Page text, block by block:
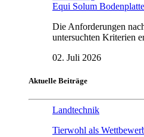
Equi Solum Bodenplatte
Die Anforderungen
untersuchten Kriterien
02. Juli 2026
Aktuelle Beiträge
Landtechnik
Tierwohl als